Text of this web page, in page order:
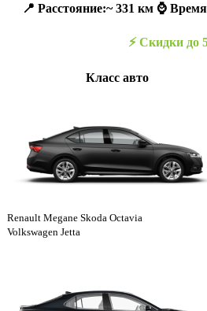
📍 Расстояние:~ 331 км ⌚️
⚡️ Скидки до
Класс авто
Renault Megane Skoda Octavia
Volkswagen Jetta